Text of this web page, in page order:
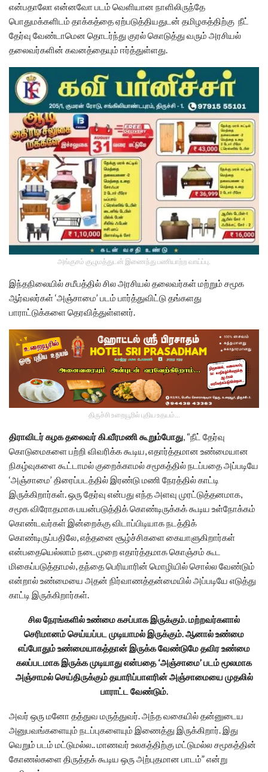
என்பதாலோ என்னவோ படம் வெளியான நாளிலிருந்தே
பொதுமக்களிடம் தாக்கத்தை ஏற்படுத்தியதுடன் தமிழகத்திற்கு நீட்
தேர்வு வேண்டாமென தொடர்ந்து குரல் கொடுத்து வரும் அரசியல்
தலைவர்களின் கவனத்தையும் ஈர்த்துள்ளது.
அங்குசம் குழுமத்துடன் இணைந்து பணியாற்ற வாய்ப்பு.
இந்தநிலையில் சமீபத்தில் சில அரசியல் தலைவர்கள் மற்றும் சமூக
ஆர்வலர்கள் ‘அஞ்சாமை’ படம் பார்த்துவிட்டு தங்களது
பாராட்டுக்களை தெரவித்துள்ளனர்.
திருச்சி உறையூரில் புதிய உதயம்...
திராவிடர் கழக தலைவர் கி.வீரமணி கூறும்போது, “நீட் தேர்வு
கொடுமைகளை பற்றி விவரிக்க கூடிய, எதார்த்தமான உண்மையான
நிகழ்வுகளை கூட்டாமல் குறைக்காமல் சமூகத்தில் நடப்பதை அப்படியே
‘அஞ்சாமை’ திரைப்படத்தில் இரண்டு மணி நேரத்தில் காட்டி
இருக்கிறார்கள். ஒரு தேர்வு என்பது எந்த அளவு முரட்டுத்தனமாக,
சமூக விரோதமாக பயன்படுத்திக் கொண்டிருக்கக் கூடிய உள்நோக்கம்
கொண்டவர்கள் இன்றைக்கு விடாப்பிடியாக நடத்திக்
கொண்டிருப்பதிலே, எத்தனை சூழ்ச்சிகளை கையாளுகிறார்கள்
என்பதையெல்லாம் நடைமுறை எதார்த்தமாக கொஞ்சம் கூட
மிகைப்படுத்தாமல், தந்தை பெரியாரின் மொழியில் சொல்ல வேண்டும்
என்றால் உண்மையை அதன் நிர்வாணத்தன்மையில் அப்படியே எடுத்து
காட்டி இருக்கிறார்கள்.
சில நேரங்களில் உண்மை கசப்பாக இருக்கும். மற்றவர்களால்
செரிமானம் செய்யப்பட முடியாமல் இருக்கும். ஆனால் உண்மை
எப்போதும் உண்மையாகத்தான் இருக்க வேண்டுமே தவிர உண்மை
கலப்படமாக இருக்க முடியாது என்பதை ‘அஞ்சாமை’ படம் மூலமாக
அஞ்சாமல் செய்திருக்கும் தயாரிப்பாளரின் அஞ்சாமையை முதலில்
பாராட்ட வேண்டும்.
அவர் ஒரு மனோ தத்துவ மருத்துவர். அந்த வகையில் தன்னுடைய
அனுபவங்களையும் நடப்புகளையும் இணைத்து இருக்கிறார். இது
வெறும் படம் மட்டுமல்ல.. மாணவர் உலகத்திற்கு மட்டுமல்ல சமூகத்தின்
கோணல்களை திருத்தக் கூடிய ஒரு அற்புதமான பாடம்” என்று